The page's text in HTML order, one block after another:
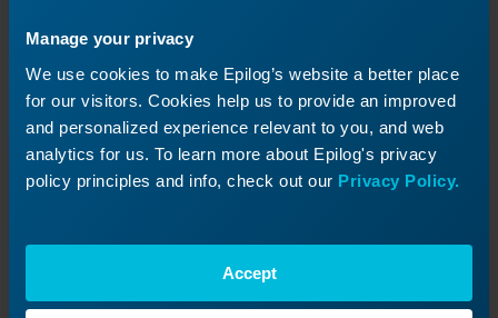
Manage your privacy
We use cookies to make Epilog’s website a better place
for our visitors. Cookies help us to provide an improved
and personalized experience relevant to you, and web
analytics for us. To learn more about Epilog's privacy
policy principles and info, check out our Privacy Policy.
Accept
este procedimiento, siga las
al comienzo de los trabajos, siga la guía para
la configuración de Tickle.
¿Te ha sido útil?